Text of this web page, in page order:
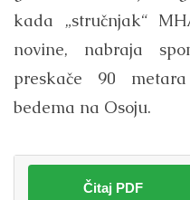
kada „stručnjak“
novine, nabraja
preskače 90
bedema na Osoju.
Čitaj PDF